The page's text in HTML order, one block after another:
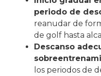
periodo de
reanudar de
de golf hasta
Descanso
los periodos de